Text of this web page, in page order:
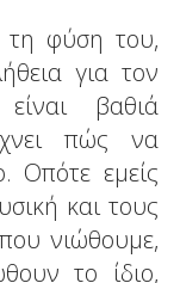
φύση του,
για τον
βαθιά
πώς να
Οπότε εμείς
και τους
νιώθουμε,
το ίδιο,